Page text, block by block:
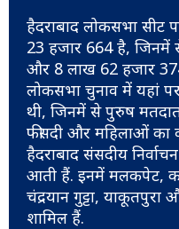
हैदराबाद लोकसभा सीट
23 हजार 664 है,
और 8 लाख 62 हजार
लोकसभा चुनाव में यहां
थी, जिनमें से पुरुष
फीसदी और महिलाओं का
हैदराबाद संसदीय
आती हैं. इनमें मलकपेट,
चंद्रयान गुट्टा, याकूतपुरा
शामिल हैं.